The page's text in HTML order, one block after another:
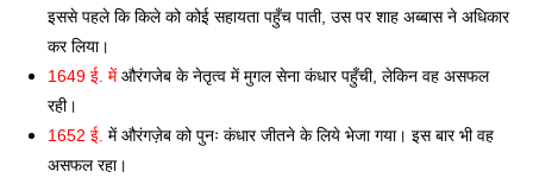
इससे पहले कि किले को कोई सहायता पहुँच पाती, उस पर शाह अब्बास ने अधिकार
कर लिया।
1649 ई. में औरंगजेब के नेतृत्व में मुगल सेना कंधार पहुँची, लेकिन वह असफल
रही।
1652 ई. में औरंगज़ेब को पुनः कंधार जीतने के लिये भेजा गया। इस बार भी वह
असफल रहा।